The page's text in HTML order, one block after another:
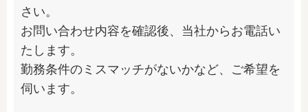
さい。
お問い合わせ内容を確認後、当社からお電話い
たします。
勤務条件のミスマッチがないかなど、ご希望を
伺います。